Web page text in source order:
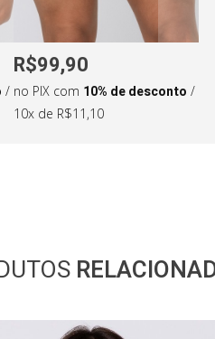
69cm
101cm
/
R$99,90
no PIX com 10% de desconto /
10x de R$11,10